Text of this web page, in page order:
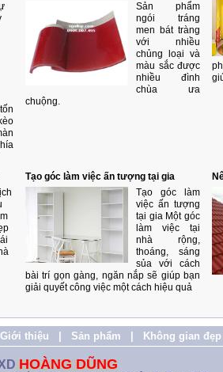
Sản phẩm
ngói tráng
men bát tràng
với nhiều
chủng loại và
màu sắc được
nhiều đình
chùa ưa
chuộng.
Tạo góc làm việc ấn tượng tại gia
Tạo góc làm
việc ấn tượng
tại gia Một góc
làm việc tại
nhà rộng,
thoáng, sáng
sủa với cách
bài trí gọn gàng, ngăn nắp sẽ giúp bạn
giải quyết công việc một cách hiệu quả
Giới thiệu Sản phẩm Không gian đẹp
HOÀNG DŨNG